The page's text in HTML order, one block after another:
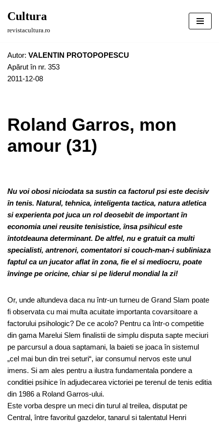
Sari
Cultura
revistacultura.ro
Autor: VALENTIN PROTOPOPESCU
Apărut în nr. 353
2011-12-08
Roland Garros, mon
amour (31)
Nu voi obosi niciodata sa sustin ca factorul psi este decisiv
în tenis. Natural, tehnica, inteligenta tactica, natura atletica
si experienta pot juca un rol deosebit de important în
economia unei reusite tenisistice, însa psihicul este
întotdeauna determinant. De altfel, nu e gratuit ca multi
specialisti, antrenori, comentatori si couch-man-i subliniaza
faptul ca un jucator aflat în zona, fie el si mediocru, poate
învinge pe oricine, chiar si pe liderul mondial la zi!
Or, unde altundeva daca nu într-un turneu de Grand Slam poate
fi observata cu mai multa acuitate importanta covarsitoare a
factorului psihologic? De ce acolo? Pentru ca într-o competitie
din gama Marelui Slem finalistii de simplu disputa sapte meciuri
pe parcursul a doua saptamani, la baieti se joaca în sistemul
„cel mai bun din trei seturi“, iar consumul nervos este unul
imens. Si am ales pentru a ilustra fundamentala pondere a
conditiei psihice în adjudecarea victoriei pe terenul de tenis editia
din 1986 a Roland Garros-ului.
Este vorba despre un meci din turul al treilea, disputat pe
Central, între favoritul gazdelor, tanarul si talentatul Henri